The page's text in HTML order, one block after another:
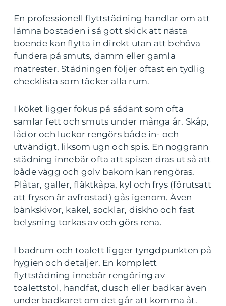
En professionell flyttstädning handlar om att
lämna bostaden i så gott skick att nästa
boende kan flytta in direkt utan att behöva
fundera på smuts, damm eller gamla
matrester. Städningen följer oftast en tydlig
checklista som täcker alla rum.
I köket ligger fokus på sådant som ofta
samlar fett och smuts under många år. Skåp,
lådor och luckor rengörs både in- och
utvändigt, liksom ugn och spis. En noggrann
städning innebär ofta att spisen dras ut så att
både vägg och golv bakom kan rengöras.
Plåtar, galler, fläktkåpa, kyl och frys (förutsatt
att frysen är avfrostad) gås igenom. Även
bänkskivor, kakel, socklar, diskho och fast
belysning torkas av och görs rena.
I badrum och toalett ligger tyngdpunkten på
hygien och detaljer. En komplett
flyttstädning innebär rengöring av
toalettstol, handfat, dusch eller badkar även
under badkaret om det går att komma åt.